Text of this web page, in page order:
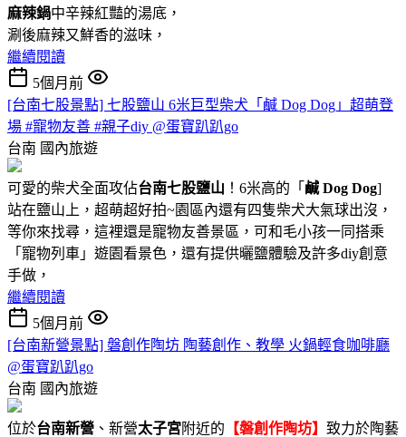
麻辣鍋中辛辣紅豔的湯底，
涮後麻辣又鮮香的滋味，
繼續閱讀
5個月前
[台南七股景點] 七股鹽山 6米巨型柴犬「鹹 Dog Dog」超萌登
場 #寵物友善 #親子diy @蛋寶趴趴go
台南 國內旅遊
可愛的柴犬全面攻佔台南七股鹽山 ！6米高的「 鹹 Dog Dog]
站在鹽山上，超萌超好拍~園區內還有四隻柴犬大氣球出沒，
等你來找尋，這裡還是寵物友善景區，可和毛小孩一同搭乘
「寵物列車」遊園看景色，還有提供曬鹽體驗及許多diy創意
手做，
繼續閱讀
5個月前
[台南新營景點] 磐創作陶坊 陶藝創作、教學 火鍋輕食咖啡廳
@蛋寶趴趴go
台南 國內旅遊
位於台南新營 、新營太子宮附近的 【磐創作陶坊】 致力於陶藝